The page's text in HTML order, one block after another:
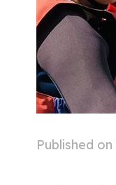
Published on